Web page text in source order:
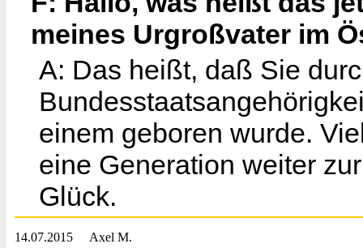
meines Urgroßvater im
A: Das heißt, daß Sie
einem geboren wurde.
eine Generation weiter
Glück.
14.07.2015 Axel M.